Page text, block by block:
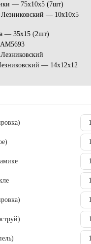
— 75х10х5 (7шт)
— 10х10х5
— 35х15 (2шт)
АМ5693
— 14х12х12